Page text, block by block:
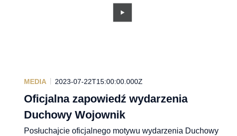
MEDIA 2023-07-22T15:00:00.000Z
Oficjalna zapowiedź wydarzenia
Duchowy Wojownik
Posłuchajcie oficjalnego motywu wydarzenia Duchowy